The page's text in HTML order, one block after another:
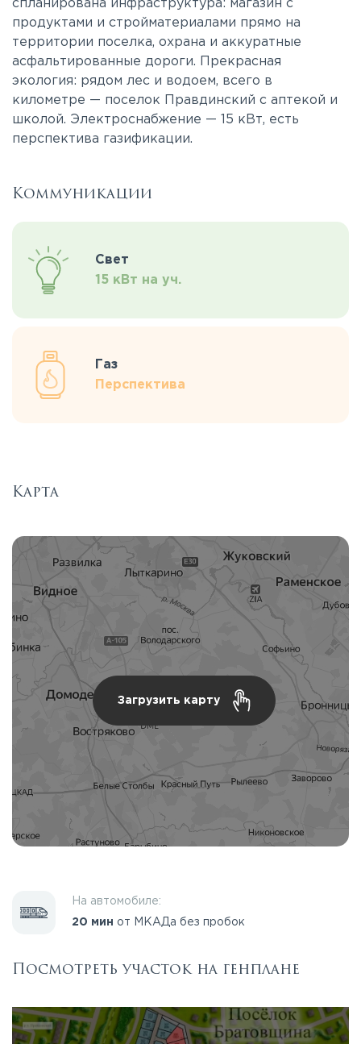
спланирована инфраструктура: магазин с
продуктами и стройматериалами прямо на
территории поселка, охрана и аккуратные
асфальтированные дороги. Прекрасная
экология: рядом лес и водоем, всего в
километре — поселок Правдинский с аптекой и
школой. Электроснабжение — 15 кВт, есть
перспектива газификации.
Коммуникации
Свет
15 кВт на уч.
Газ
Перспектива
Карта
Загрузить карту
На автомобиле:
20 мин от МКАДа без пробок
Посмотреть участок на генплане